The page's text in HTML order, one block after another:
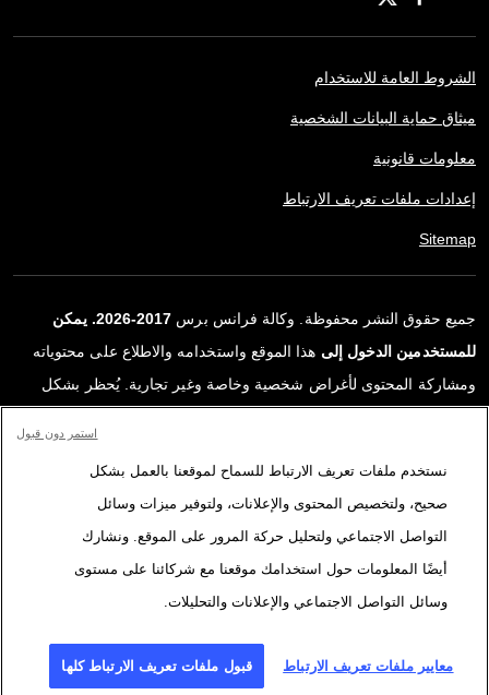
الشروط العامة للاستخدام
ميثاق حماية البيانات الشخصية
معلومات قانونية
إعدادات ملفات تعريف الارتباط
Sitemap
جميع حقوق النشر محفوظة. وكالة فرانس برس
2017-2026. يمكن
للمستخدمين الدخول إلى هذا الموقع واستخدامه والاطلاع على محتوياته
ومشاركة المحتوى لأغراض شخصية وخاصة وغير تجارية. يُحظر بشكل
ترخيص محددة موقعة مع وكالة فرانس برس. المواد والروابط الواردة في
التقارير، والتي لم تنتجها وكالة فرانس برس، مستخدمة فقط وبالقدر
اللازم كعناصر إثبات لمحتوى هذه التقارير. لم تحصل فرانس برس على أي
حقوق من المؤلفين أو مالكي حقوق النشر لهذا المحتوى ولا تتحمّل أي
مسؤوليّة في هذا الصدد. وكالة فرانس برس وشعارها علامتان تجاريتان
نستخدم ملفات تعريف الارتباط للسماح لموقعنا بالعمل بشكل
صحيح، ولتخصيص المحتوى والإعلانات، ولتوفير ميزات وسائل
التواصل الاجتماعي ولتحليل حركة المرور على الموقع. ونشارك
أيضًا المعلومات حول استخدامك موقعنا مع شركائنا على مستوى
وسائل التواصل الاجتماعي والإعلانات والتحليلات.
معايير ملفات تعريف الارتباط قبول ملفات تعريف الارتباط كلها
استمر دون قبول